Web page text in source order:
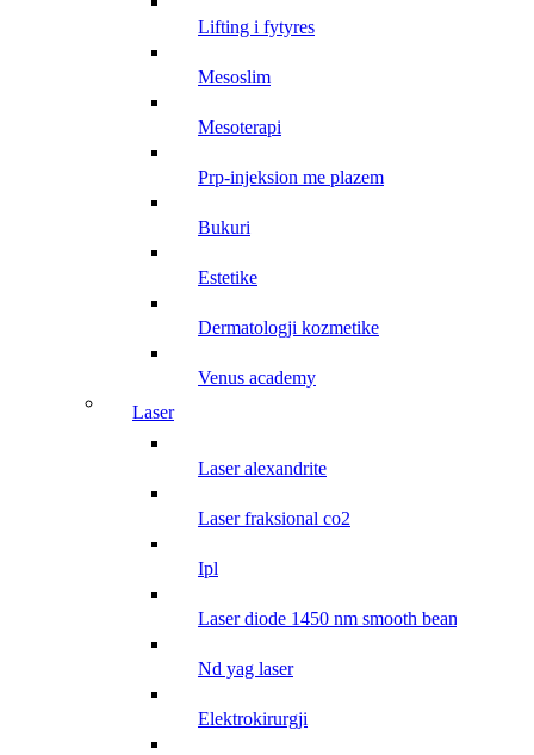
lifting i fytyres
mesoslim
mesoterapi
prp-injeksion me plazem
bukuri
estetike
dermatologji kozmetike
venus academy
laser
laser alexandrite
laser fraksional co2
ipl
laser diode 1450 nm smooth beam
nd yag laser
elektrokirurgji